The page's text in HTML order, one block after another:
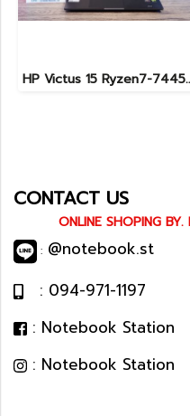
HP Victus 15 Ryzen7-7445HS RTX4050(6GB)
CONTACT US
ONLINE SHOPING BY.
: @notebook.st
: 094-971-1197
: Notebook Station
: Notebook Station